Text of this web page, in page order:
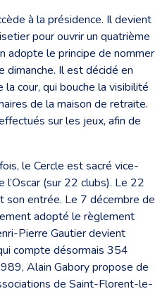
à la présidence. Il devient
pour ouvrir un quatrième
adopte le principe de nommer
dimanche. Il est décidé en
la cour, qui bouche la visibilité
de la maison de retraite.
sur les jeux, afin de
le Cercle est sacré vice-
(sur 22 clubs). Le 22
son entrée. Le 7 décembre de
adopté le règlement
Pierre Gautier devient
compte désormais 354
Alain Gabory propose de
de Saint-Florent-le-